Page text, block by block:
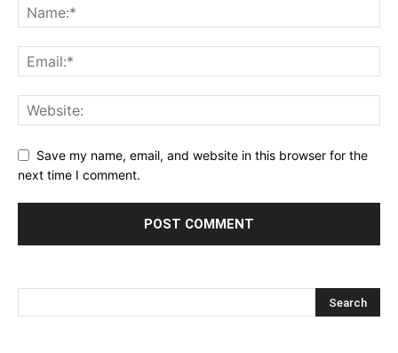
Save my name, email, and website in this browser for the
next time I comment.